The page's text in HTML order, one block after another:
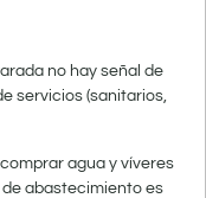
no hay señal de
servicios (sanitarios,
agua y víveres
abastecimiento es